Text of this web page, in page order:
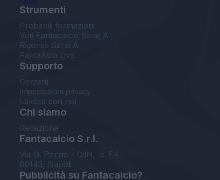
Strumenti
Probabili formazioni
Voti Fantacalcio Serie A
Rigoristi Serie A
FantaAsta Live
Supporto
Contatti
Impostazioni privacy
Lavora con noi
Chi siamo
Redazione
Fantacalcio S.r.l.
Via G. Porzio - CdN, Is. F4
80143, Napoli
Pubblicità su Fantacalcio?